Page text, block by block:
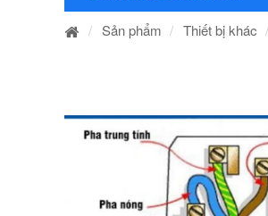
Sản phẩm Thiết bị khác